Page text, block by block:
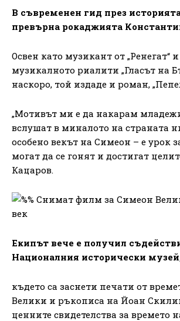
В съвременен гид през
превърна рокаджията
Освен като музикант от „Ренегат“
музикалното риалити „Гласът на
наскоро, той издаде и роман,
„Мотивът ми е да накарам
вслушат в миналото на страната
особено векът на Симеон – е урок
могат да се гонят и достигат
Кацаров.
Екипът вече е получил
Националния исторически
където са заснети печати от
Велики и ръкописа на Йоан
ценните свидетелства за времето